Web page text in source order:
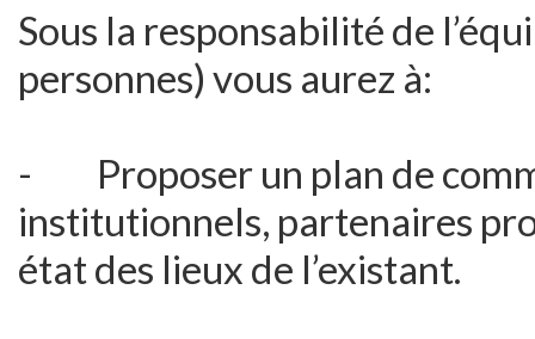
Sous la responsabilité de
personnes) vous aurez à:
- Proposer un plan de
institutionnels, partenaires
état des lieux de l’existant.